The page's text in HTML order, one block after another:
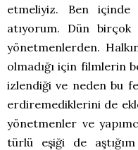
etmeliyiz. Ben
atıyorum. Dün
yönetmenlerden.
olmadığı için filmlerin
izlendiği ve neden bu
erdiremediklerini de
yönetmenler ve
türlü eşiği de